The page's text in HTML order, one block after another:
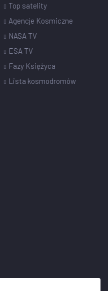
Top satelity
Agencje Kosmiczne
NASA TV
ESA TV
Fazy Księżyca
Lista kosmodromów